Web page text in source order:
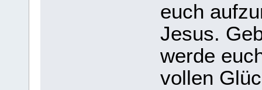
euch
Jesus.
werde
vollen